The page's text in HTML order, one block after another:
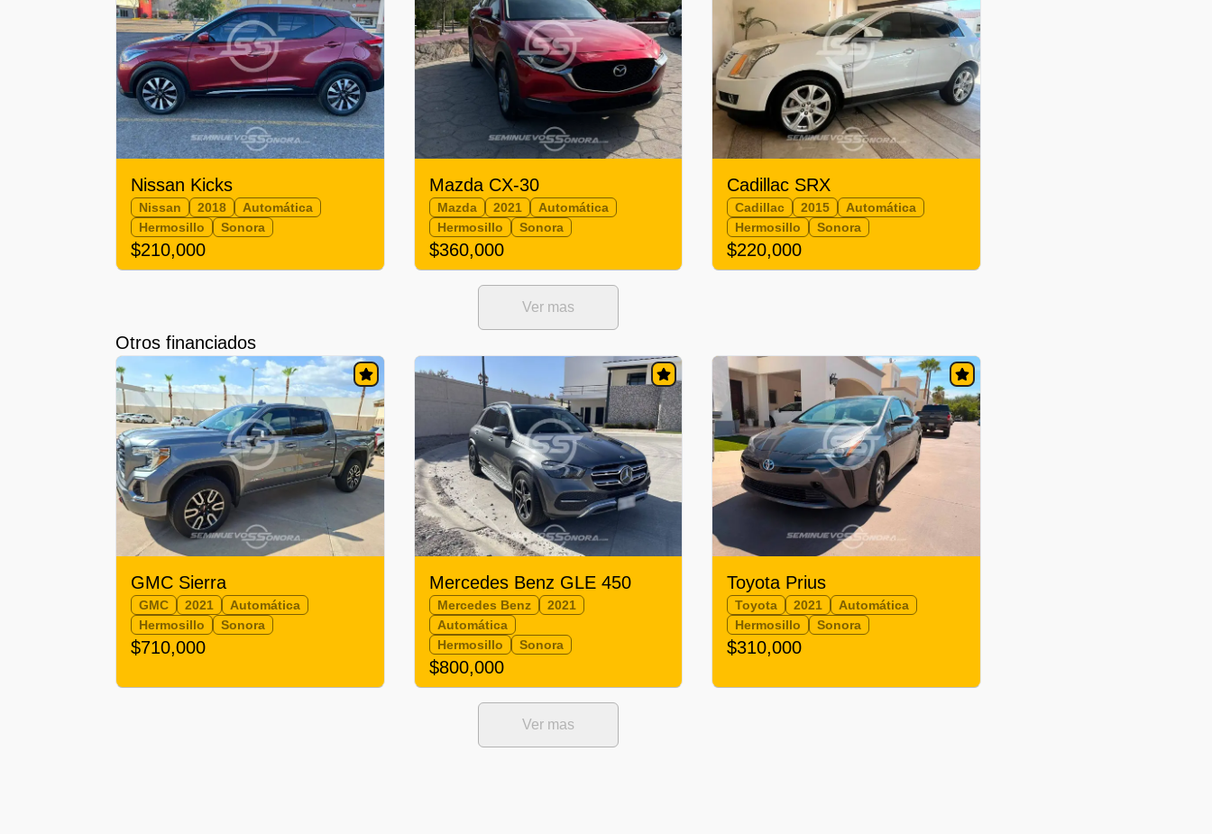
Nissan Kicks
Nissan 2018
Automática
Hermosillo
Sonora
$210,000
Mazda CX-30
Mazda 2021
Automática
Hermosillo
Sonora
$360,000
Cadillac SRX
Cadillac 2015
Automática
Hermosillo
Sonora
$220,000
Ver mas
Otros financiados
GMC Sierra
GMC 2021
Automática
Hermosillo
Sonora
$710,000
Mercedes Benz GLE 450
Mercedes Benz
2021
Automática
Hermosillo
Sonora
$800,000
Toyota Prius
Toyota 2021
Automática
Hermosillo
Sonora
$310,000
Ver mas